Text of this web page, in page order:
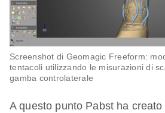
Screenshot di Geomagic Freeform:
tentacoli utilizzando le misurazioni di
gamba controlaterale
A questo punto Pabst ha